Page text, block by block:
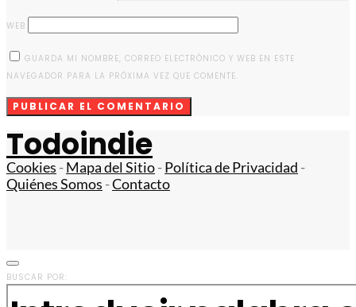
WEB
GUARDA MI NOMBRE, CORREO ELECTRÓNICO Y WEB EN ESTE
NAVEGADOR PARA LA PRÓXIMA VEZ QUE COMENTE.
Todoindie
Cookies -Mapa del Sitio-Política de Privacidad -
Quiénes Somos -Contacto
BUSCAR POR: